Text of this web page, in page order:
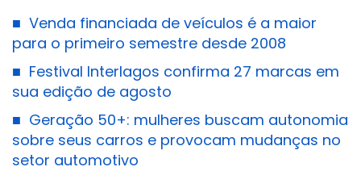
■ Venda financiada de veículos é a maior
para o primeiro semestre desde 2008
■ Festival Interlagos confirma 27 marcas em
sua edição de agosto
■ Geração 50+: mulheres buscam autonomia
sobre seus carros e provocam mudanças no
setor automotivo